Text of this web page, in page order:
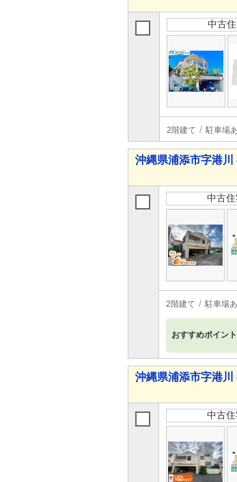
中古
2階建て 駐車場
沖縄県浦添市字港
中古
2階建て 駐車場
おすすめポイント
沖縄県浦添市字港
中古